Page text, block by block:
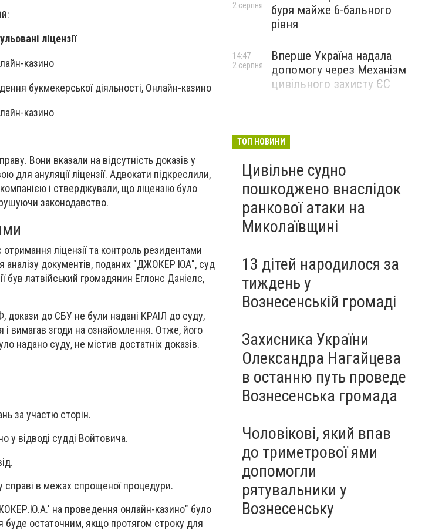
ліцензії
казино
букмекерської діяльності, Онлайн-казино
казино
Вони вказали на відсутність доказів у
для ануляції ліцензії. Адвокати підкреслили,
і стверджували, що ліцензію було
законодавство.
ліцензії та контроль резидентами
аналізу документів, поданих "ДЖОКЕР ЮА", суд
латвійський громадянин Еглонс Даніелс,
до СБУ не були надані КРАІЛ до суду,
вимагав згоди на ознайомлення. Отже, його
надано суду, не містив достатніх доказів.
за участю сторін.
у відводі судді Войтовича.
в межах спрощеної процедури.
на проведення онлайн-казино" було
буде остаточним, якщо протягом строку для
буря майже 6-бального
рівня
2 серпня
Вперше Україна надала
допомогу через Механізм
цивільного захисту ЄС
14:47
2 серпня
ТОП НОВИНИ
Цивільне судно
пошкоджено внаслідок
ранкової атаки на
Миколаївщині
13 дітей народилося за
тиждень у
Вознесенській громаді
Захисника України
Олександра Нагайцева
в останню путь проведе
Вознесенська громада
Чоловікові, який впав
до триметрової ями
допомогли
рятувальники у
Вознесенську